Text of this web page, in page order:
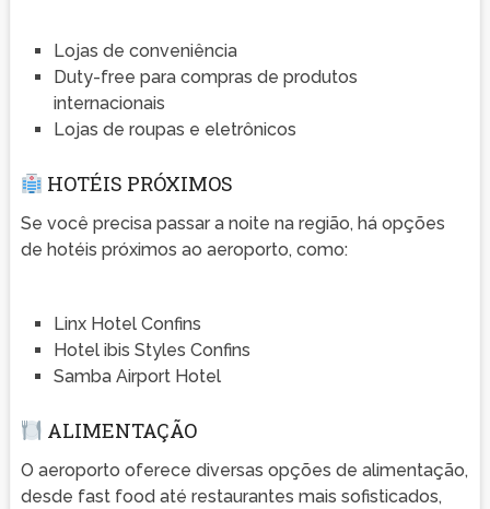
Lojas de conveniência
Duty-free para compras de produtos
internacionais
Lojas de roupas e eletrônicos
HOTÉIS PRÓXIMOS
Se você precisa passar a noite na região, há opções
de hotéis próximos ao aeroporto, como:
Linx Hotel Confins
Hotel ibis Styles Confins
Samba Airport Hotel
ALIMENTAÇÃO
O aeroporto oferece diversas opções de alimentação,
desde fast food até restaurantes mais sofisticados,